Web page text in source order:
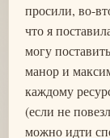
просили, во-
что я
могу
манор и
каждому
(если не
можно идти